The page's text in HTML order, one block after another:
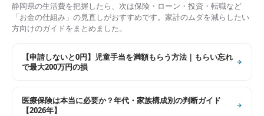
静岡県の生活費を把握したら、次は保険・ローン・投資・転職など
「お金の仕組み」の見直しがおすすめです。家計のムダを減らしたい
方向けのガイドをまとめました。
【申請しないと0円】児童手当を満額もらう方法｜もらい忘れ
で最大200万円の損
医療保険は本当に必要か？年代・家族構成別の判断ガイド
【2026年】